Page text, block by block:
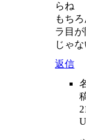
らね
もち
ラ目
じゃ
返信